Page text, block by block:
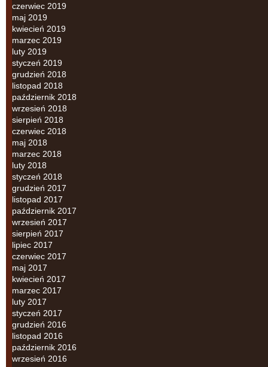
czerwiec 2019
maj 2019
kwiecień 2019
marzec 2019
luty 2019
styczeń 2019
grudzień 2018
listopad 2018
październik 2018
wrzesień 2018
sierpień 2018
czerwiec 2018
maj 2018
marzec 2018
luty 2018
styczeń 2018
grudzień 2017
listopad 2017
październik 2017
wrzesień 2017
sierpień 2017
lipiec 2017
czerwiec 2017
maj 2017
kwiecień 2017
marzec 2017
luty 2017
styczeń 2017
grudzień 2016
listopad 2016
październik 2016
wrzesień 2016